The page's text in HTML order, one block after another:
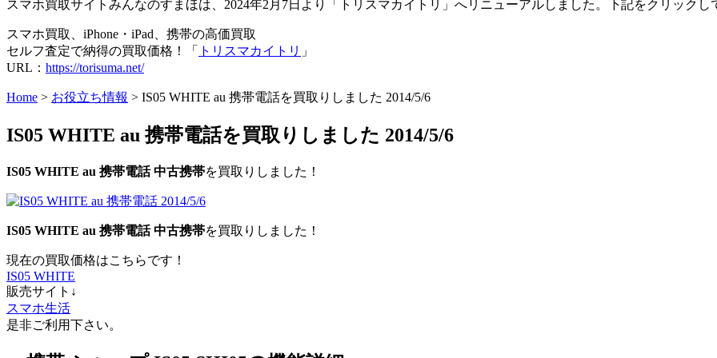
スマホ買取サイトみんなのすまほは、2024年2月7日より「トリスマカイトリ」へリニューアルしました。下記をクリックし
スマホ買取、iPhone・iPad、携帯の高価買取
セルフ査定で納得の買取価格！「
トリスマカイトリ 」
URL： https://torisuma.net/
Home > お役立ち情報 > IS05 WHITE au 携帯電話を買取りしました 2014/5/6
IS05 WHITE au 携帯電話を買取りしました 2014/5/6
IS05 WHITE au 携帯電話 中古携帯を買取りしました！
IS05 WHITE au 携帯電話 中古携帯を買取りしました！
現在の買取価格はこちらです！
IS05 WHITE
販売サイト↓
スマホ生活
是非ご利用下さい。